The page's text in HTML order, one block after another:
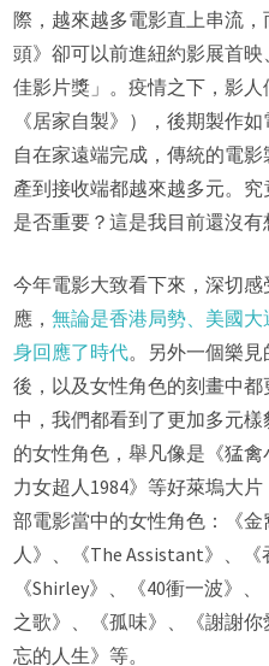
際，越來越多電影直上串流
頭》卻可以前進紐約影展首
佳影片獎」。疫情之下，影
《居家自製》），後期製作
自在家遠端完成，傳統的電
產到接收端都越來越多元。
是否重要？這是我目前還沒有
今年電影大致看下來，深切
應，無論是香港局勢、美國
身回應了時代。另外一個樂
後，以及女性角色的刻畫中
中，我們都看到了更加多元
的女性角色，舉凡像是《猛
力女超人1984》等好萊塢大
部電影當中的女性角色：《
人》、《The Assistant》、《
《Shirley》、《40衝一波》
之歌》、《孤味》、《謝謝
忘的人生》等。